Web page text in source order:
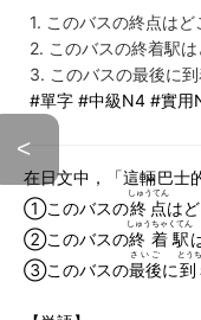
1. このバスの終点はど
2. このバスの終着駅は
3. このバスの最後に到
#單字 #中級N4 #實用
<
在日文中，「這輛巴士
①このバスの終点
しゅうてん
は
②このバスの終着駅
しゅうちゃくてん
③このバスの最後
さいご
に
とう